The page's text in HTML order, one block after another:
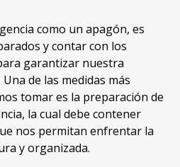
como un apagón, es
y contar con los
garantizar nuestra
de las medidas más
tomar es la preparación de
la cual debe contener
nos permitan enfrentar la
y organizada.